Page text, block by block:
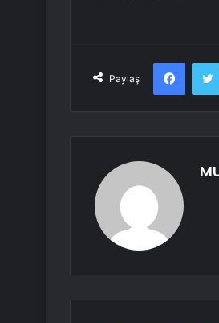
Paylaş